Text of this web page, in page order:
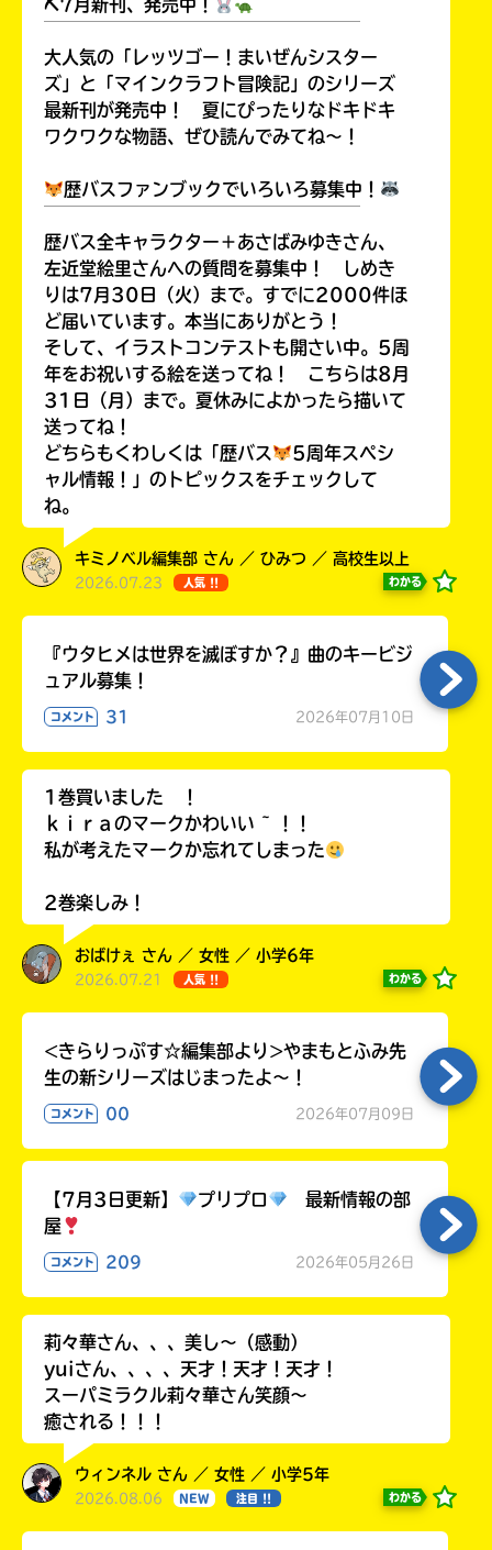
⛏7月新刊、発売中！
大人気の「レッツゴー！まいぜんシスター
ズ」と「マインクラフト冒険記」のシリーズ
最新刊が発売中！ 夏にぴったりなドキドキ
ワクワクな物語、ぜひ読んでみてね～！
歴バスファンブックでいろいろ募集中！
歴バス全キャラクター＋あさばみゆきさん、
左近堂絵里さんへの質問を募集中！ しめき
りは7月30日（火）まで。すでに2000件ほ
ど届いています。本当にありがとう！
そして、イラストコンテストも開さい中。5周
年をお祝いする絵を送ってね！ こちらは8月
31日（月）まで。夏休みによかったら描いて
送ってね！
どちらもくわしくは「歴バス
5周年スペシ
ャル情報！」のトピックスをチェックして
ね。
キミノベル編集部 さん ／ ひみつ ／ 高校生以上
2026.07.23 人気 !! わかる
『ウタヒメは世界を滅ぼすか？』曲のキービジ
ュアル募集！
コメント 31 2026年07月10日
1巻買いました ！
ｋｉｒａのマークかわいい ~ ！！
私が考えたマークか忘れてしまった
2巻楽しみ！
おばけぇ さん ／ 女性 ／ 小学6年
2026.07.21 人気 !! わかる
<きらりっぷす☆編集部より>やまもとふみ先
生の新シリーズはじまったよ～！
コメント 00 2026年07月09日
【7月3日更新】 プリプロ
最新情報の部
屋
コメント 209 2026年05月26日
莉々華さん、、、美し〜（感動）
yuiさん、、、、天才！天才！天才！
スーパミラクル莉々華さん笑顔〜
癒される！！！
ウィンネル さん ／ 女性 ／ 小学5年
2026.08.06 NEW 注目 !! わかる